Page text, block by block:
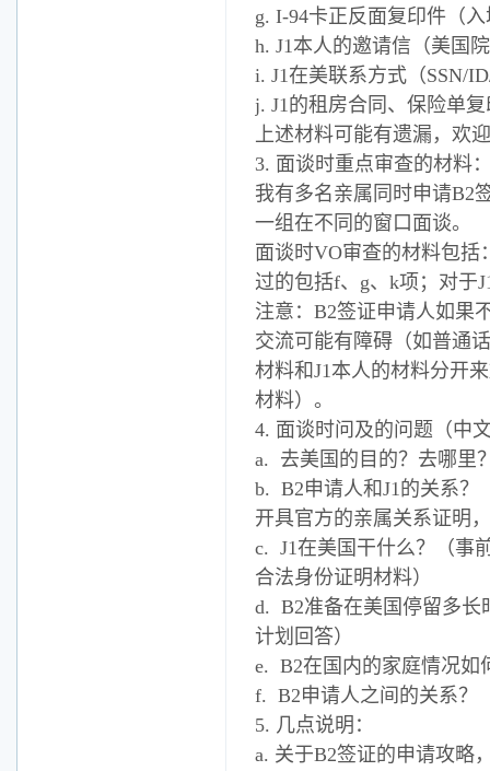
g. I-94卡正反面复印件（
h. J1本人的邀请信（美国
i. J1在美联系方式（SSN/
j. J1的租房合同、保险单
上述材料可能有遗漏，欢
3. 面谈时重点审查的材料
我有多名亲属同时申请B2
一组在不同的窗口面谈。
面谈时VO审查的材料包括
过的包括f、g、k项；对于
注意：B2签证申请人如果
交流可能有障碍（如普通
材料和J1本人的材料分开
材料）。
4. 面谈时问及的问题（中
a. 去美国的目的？去哪里
b. B2申请人和J1的关系？
开具官方的亲属关系证明
c. J1在美国干什么？（事
合法身份证明材料）
d. B2准备在美国停留多长
计划回答）
e. B2在国内的家庭情况如
f. B2申请人之间的关系？
5. 几点说明：
a. 关于B2签证的申请攻略